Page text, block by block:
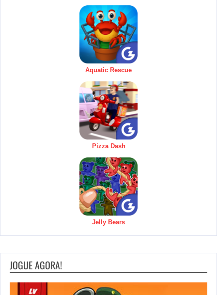
Aquatic Rescue
Pizza Dash
Jelly Bears
JOGUE AGORA!